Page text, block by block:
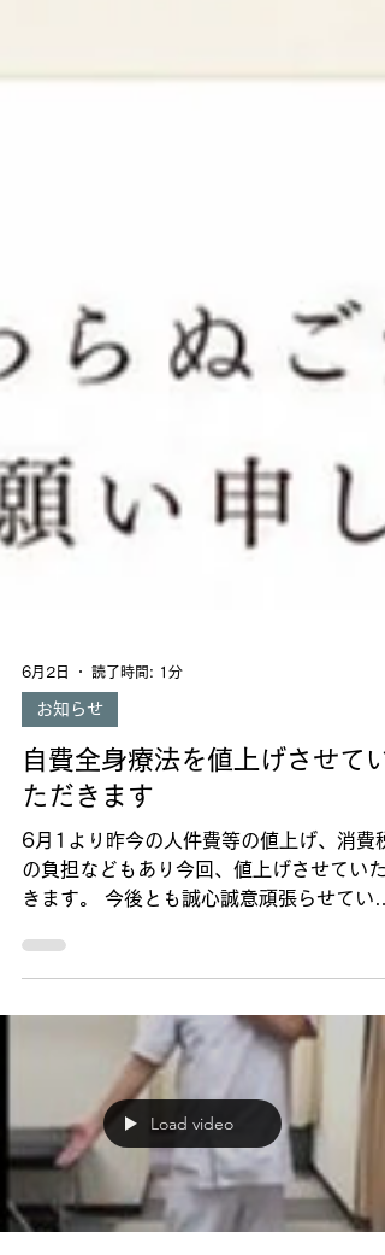
6月2日 読了時間: 1分
お知らせ
自費全身療法を値上げさせてい
ただきます
6月1より昨今の人件費等の値上げ、消費税
の負担などもあり今回、値上げさせていた
きます。 今後とも誠心誠意頑張らせていた
12000円 40分9000円 20分5000円
Load video